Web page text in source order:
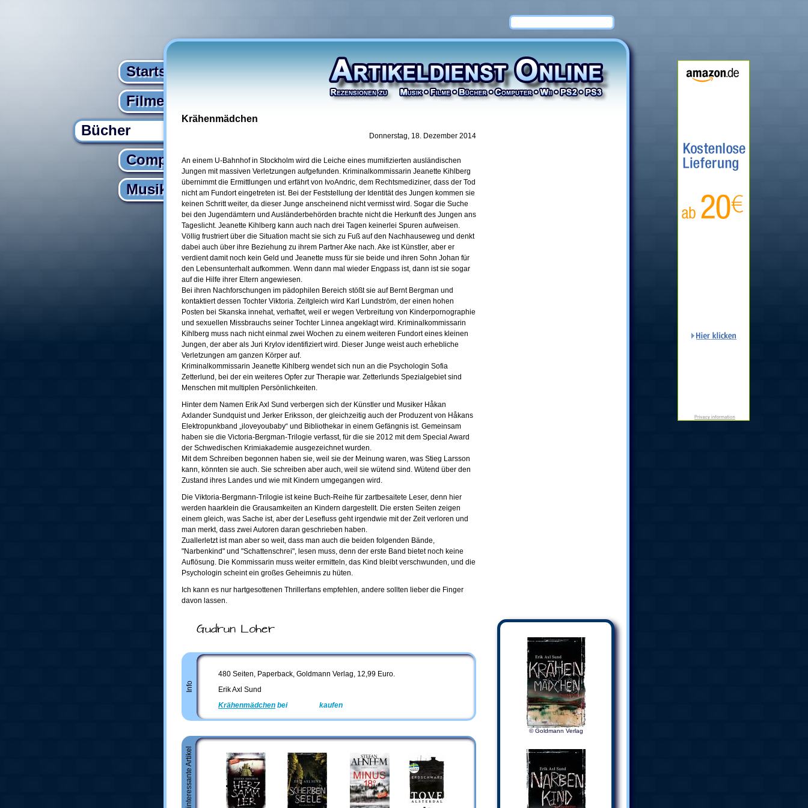
Startseite
Filme
Bücher
Computer
Musik
Krähenmädchen
Donnerstag, 18. Dezember 2014
An einem U-Bahnhof in Stockholm wird die Leiche eines mumifizierten ausländischen
Jungen mit massiven Verletzungen aufgefunden. Kriminalkommissarin Jeanette Kihlberg
übernimmt die Ermittlungen und erfährt von IvoAndric, dem Rechtsmediziner, dass der Tod
nicht am Fundort eingetreten ist. Bei der Feststellung der Identität des Jungen kommen sie
keinen Schritt weiter, da dieser Junge anscheinend nicht vermisst wird. Sogar die Suche
bei den Jugendämtern und Ausländerbehörden brachte nicht die Herkunft des Jungen ans
Tageslicht. Jeanette Kihlberg kann auch nach drei Tagen keinerlei Spuren aufweisen.
Völlig frustriert über die Situation macht sie sich zu Fuß auf den Nachhauseweg und denkt
dabei auch über ihre Beziehung zu ihrem Partner Ake nach. Ake ist Künstler, aber er
verdient damit noch kein Geld und Jeanette muss für sie beide und ihren Sohn Johan für
den Lebensunterhalt aufkommen. Wenn dann mal wieder Engpass ist, dann ist sie sogar
auf die Hilfe ihrer Eltern angewiesen.
Bei ihren Nachforschungen im pädophilen Bereich stößt sie auf Bernt Bergman und
kontaktiert dessen Tochter Viktoria. Zeitgleich wird Karl Lundström, der einen hohen
Posten bei Skanska innehat, verhaftet, weil er wegen Verbreitung von Kinderpornographie
und sexuellen Missbrauchs seiner Tochter Linnea angeklagt wird. Kriminalkommissarin
Kihlberg muss nach nicht einmal zwei Wochen zu einem weiteren Fundort eines kleinen
Jungen, der aber als Juri Krylov identifiziert wird. Dieser Junge weist auch erhebliche
Verletzungen am ganzen Körper auf.
Kriminalkommissarin Jeanette Kihlberg wendet sich nun an die Psychologin Sofia
Zetterlund, bei der ein weiteres Opfer zur Therapie war. Zetterlunds Spezialgebiet sind
Menschen mit multiplen Persönlichkeiten.
Hinter dem Namen Erik Axl Sund verbergen sich der Künstler und Musiker Håkan
Axlander Sundquist und Jerker Eriksson, der gleichzeitig auch der Produzent von Håkans
Elektropunkband „iloveyoubaby“ und Bibliothekar in einem Gefängnis ist. Gemeinsam
haben sie die Victoria-Bergman-Trilogie verfasst, für die sie 2012 mit dem Special Award
der Schwedischen Krimiakademie ausgezeichnet wurden.
Mit dem Schreiben begonnen haben sie, weil sie der Meinung waren, was Stieg Larsson
kann, könnten sie auch. Sie schreiben aber auch, weil sie wütend sind. Wütend über den
Zustand ihres Landes und wie mit Kindern umgegangen wird.
Die Viktoria-Bergmann-Trilogie ist keine Buch-Reihe für zartbesaitete Leser, denn hier
werden haarklein die Grausamkeiten an Kindern dargestellt. Die ersten Seiten zeigen
einem gleich, was Sache ist, aber der Lesefluss geht irgendwie mit der Zeit verloren und
man merkt, dass zwei Autoren daran geschrieben haben.
Zuallerletzt ist man aber so weit, dass man auch die beiden folgenden Bände,
"Narbenkind" und "Schattenschrei", lesen muss, denn der erste Band bietet noch keine
Auflösung. Die Kommissarin muss weiter ermitteln, das Kind bleibt verschwunden, und die
Psychologin scheint ein großes Geheimnis zu hüten.
Ich kann es nur hartgesottenen Thrillerfans empfehlen, andere sollten lieber die Finger
davon lassen.
Gudrun Loher
Info
480 Seiten, Paperback, Goldmann Verlag, 12,99 Euro.
Erik Axl Sund
Krähenmädchen bei kaufen
© Goldmann Verlag